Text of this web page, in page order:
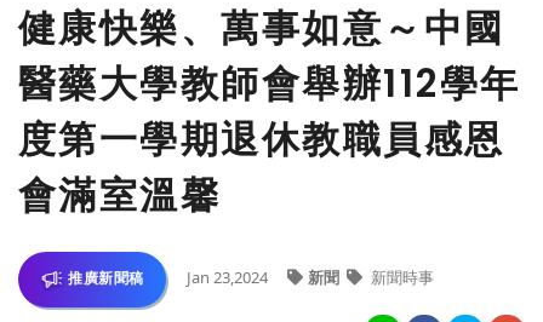
健康快樂、萬事如意～中國
醫藥大學教師會舉辦112學年
度第一學期退休教職員感恩
會滿室溫馨
推廣新聞稿 Jan 23,2024 新聞 新聞時事